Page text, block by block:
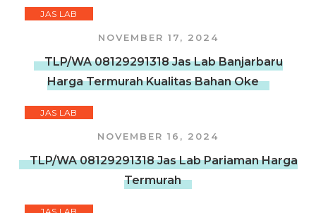
JAS LAB
NOVEMBER 17, 2024
TLP/WA 08129291318 Jas Lab Banjarbaru
Harga Termurah Kualitas Bahan Oke
JAS LAB
NOVEMBER 16, 2024
TLP/WA 08129291318 Jas Lab Pariaman Harga
Termurah